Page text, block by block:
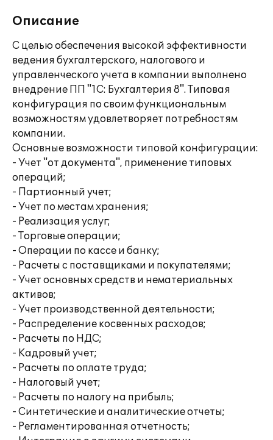
Описание
С целью обеспечения высокой эффективности
ведения бухгалтерского, налогового и
управленческого учета в компании выполнено
внедрение ПП "1С: Бухгалтерия 8". Типовая
конфигурация по своим функциональным
возможностям удовлетворяет потребностям
компании.
Основные возможности типовой конфигурации:
- Учет "от документа", применение типовых
операций;
- Партионный учет;
- Учет по местам хранения;
- Реализация услуг;
- Торговые операции;
- Операции по кассе и банку;
- Расчеты с поставщиками и покупателями;
- Учет основных средств и нематериальных
активов;
- Учет производственной деятельности;
- Распределение косвенных расходов;
- Расчеты по НДС;
- Кадровый учет;
- Расчеты по оплате труда;
- Налоговый учет;
- Расчеты по налогу на прибыль;
- Синтетические и аналитические отчеты;
- Регламентированная отчетность;